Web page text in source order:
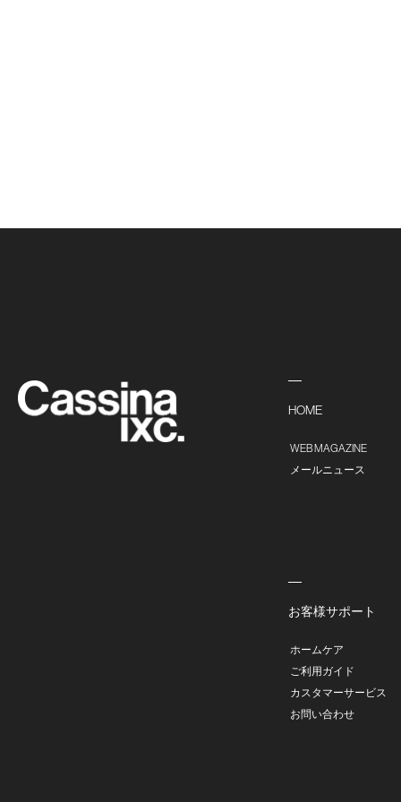
HOME
WEB MAGAZINE
メールニュース
お客様サポート
ホームケア
ご利用ガイド
カスタマーサービス
お問い合わせ